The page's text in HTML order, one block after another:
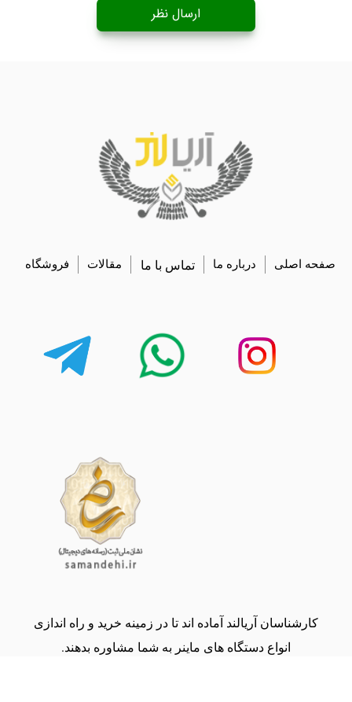
ارسال نظر
صفحه اصلی درباره ما تماس با ما مقالات فروشگاه
کارشناسان آریالند آماده اند تا در زمینه خرید و راه اندازی
انواع دستگاه های ماینر به شما مشاوره بدهند.